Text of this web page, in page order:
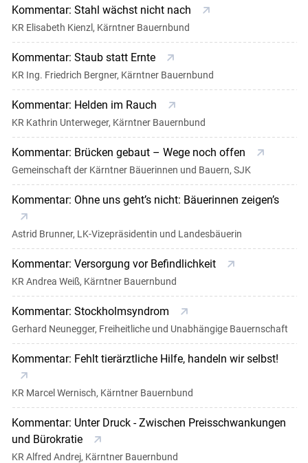
Kommentar: Stahl wächst nicht nach
KR Elisabeth Kienzl, Kärntner Bauernbund
Kommentar: Staub statt Ernte
KR Ing. Friedrich Bergner, Kärntner Bauernbund
Kommentar: Helden im Rauch
KR Kathrin Unterweger, Kärntner Bauernbund
Kommentar: Brücken gebaut – Wege noch offen
Gemeinschaft der Kärntner Bäuerinnen und Bauern, SJK
Kommentar: Ohne uns geht’s nicht: Bäuerinnen zeigen’s
Astrid Brunner, LK-Vizepräsidentin und Landesbäuerin
Kommentar: Versorgung vor Befindlichkeit
KR Andrea Weiß, Kärntner Bauernbund
Kommentar: Stockholmsyndrom
Gerhard Neunegger, Freiheitliche und Unabhängige Bauernschaft
Kommentar: Fehlt tierärztliche Hilfe, handeln wir selbst!
KR Marcel Wernisch, Kärntner Bauernbund
Kommentar: Unter Druck - Zwischen Preisschwankungen
und Bürokratie
KR Alfred Andrej, Kärntner Bauernbund